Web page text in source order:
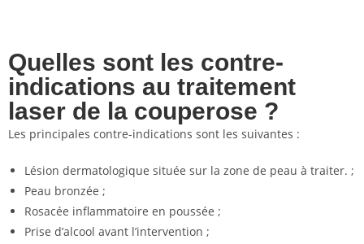
Quelles sont les contre-
indications au traitement
laser de la couperose ?
Les principales contre-indications sont les suivantes :
Lésion dermatologique située sur la zone de peau à traiter. ;
Peau bronzée ;
Rosacée inflammatoire en poussée ;
Prise d’alcool avant l’intervention ;